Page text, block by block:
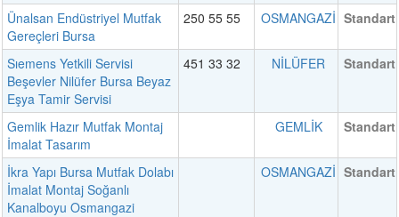
Ünalsan Endüstriyel Mutfak
Gereçleri Bursa
250 55 55 OSMANGAZİ Standart
Sıemens Yetkili Servisi
Beşevler Nilüfer Bursa Beyaz
Eşya Tamir Servisi
451 33 32 NİLÜFER Standart
Gemlik Hazır Mutfak Montaj
İmalat Tasarım
GEMLİK Standart
İkra Yapı Bursa Mutfak Dolabı
İmalat Montaj Soğanlı
Kanalboyu Osmangazi
OSMANGAZİ Standart